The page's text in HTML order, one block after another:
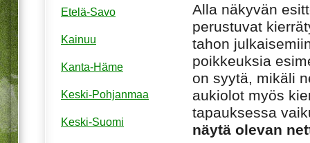
Alla näkyvän
perustuvat
tahon
poikkeuksia
on syytä, mikäli
aukiolot myös
tapauksessa
näytä olevan
Etelä-Savo
Kainuu
Kanta-Häme
Keski-Pohjanmaa
Keski-Suomi